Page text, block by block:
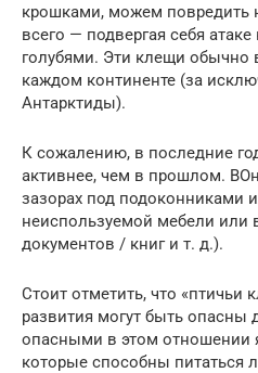
крошками, можем
всего — подвергая себя
голубями. Эти клещи обычно
каждом континенте (за
Антарктиды).
К сожалению, в последние
активнее, чем в прошлом.
зазорах под подоконниками
неиспользуемой мебели или
документов / книг и т. д.).
Стоит отметить, что «птичьи
развития могут быть
опасными в этом отношении
которые способны питаться